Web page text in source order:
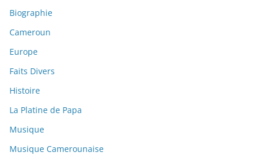
Biographie
Cameroun
Europe
Faits Divers
Histoire
La Platine de Papa
Musique
Musique Camerounaise